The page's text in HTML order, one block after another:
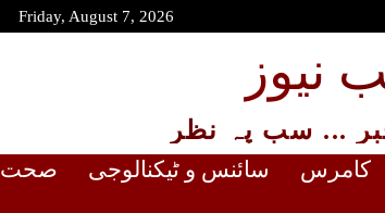
Friday, August 7, 2026
نیوز
... سب پہ نظر
کامرس سائنس و ٹیکنالوجی صحت